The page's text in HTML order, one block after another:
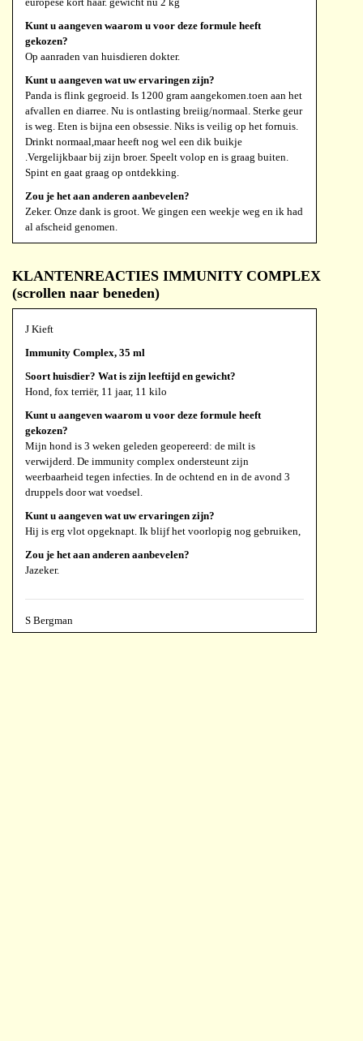
Kunt u aangeven waarom u voor deze formule heeft
gekozen?
Op aanraden van huisdieren dokter.
Kunt u aangeven wat uw ervaringen zijn?
Panda is flink gegroeid. Is 1200 gram aangekomen.toen aan het
afvallen en diarree. Nu is ontlasting breiig/normaal. Sterke geur
is weg. Eten is bijna een obsessie. Niks is veilig op het fornuis.
Drinkt normaal,maar heeft nog wel een dik buikje
.Vergelijkbaar bij zijn broer. Speelt volop en is graag buiten.
Spint en gaat graag op ontdekking.
Zou je het aan anderen aanbevelen?
Zeker. Onze dank is groot. We gingen een weekje weg en ik had
al afscheid genomen.
MMEW Geraedts
Wan Xi, 90 tabletten 300 mg
Soort huisdier? Wat is zijn leeftijd en gewicht?
gekozen?
Dierenarts gaf aan dat hij waarschijnlijk fip heeft.
Kunt u aangeven wat uw ervaringen zijn?
Kat is veel levendiger nu.
Zou je het aan anderen aanbevelen?
KLANTENREACTIES IMMUNITY COMPLEX
(scrollen naar beneden)
J Kieft
Immunity Complex, 35 ml
Soort huisdier? Wat is zijn leeftijd en gewicht?
Hond, fox terriër, 11 jaar, 11 kilo
Kunt u aangeven waarom u voor deze formule heeft
gekozen?
Mijn hond is 3 weken geleden geopereerd: de milt is
verwijderd. De immunity complex ondersteunt zijn
weerbaarheid tegen infecties. In de ochtend en in de avond 3
druppels door wat voedsel.
Kunt u aangeven wat uw ervaringen zijn?
Hij is erg vlot opgeknapt. Ik blijf het voorlopig nog gebruiken,
Zou je het aan anderen aanbevelen?
Jazeker.
S Bergman